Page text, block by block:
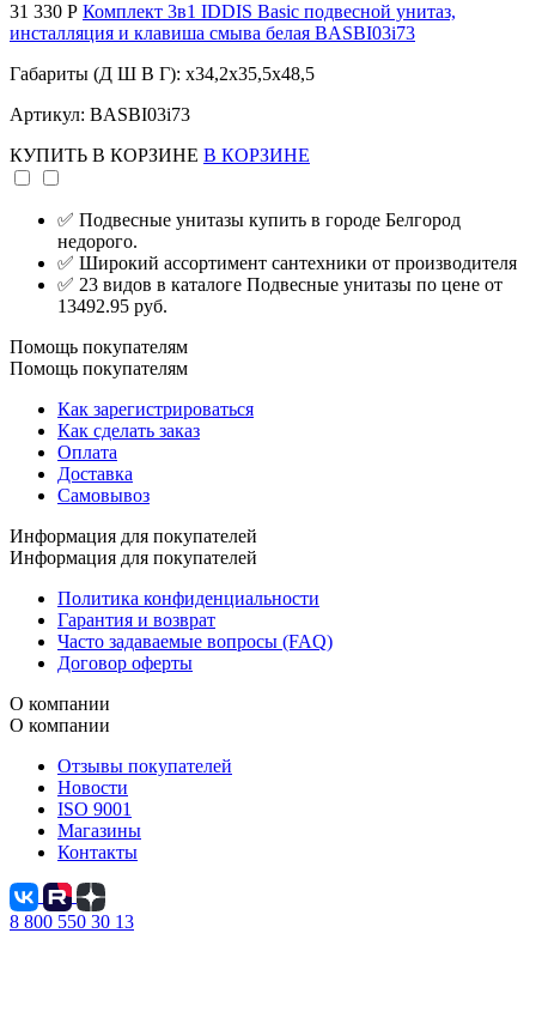
31 330 Р Комплект 3в1 IDDIS Basic подвесной унитаз,
инсталляция и клавиша смыва белая BASBI03i73
Габариты (Д Ш В Г): x34,2x35,5x48,5
Артикул: BASBI03i73
КУПИТЬ В КОРЗИНЕ В КОРЗИНЕ
✅ Подвесные унитазы купить в городе Белгород
недорого.
✅ Широкий ассортимент сантехники от производителя
✅ 23 видов в каталоге Подвесные унитазы по цене от
13492.95 руб.
Помощь покупателям
Помощь покупателям
Как зарегистрироваться
Как сделать заказ
Оплата
Доставка
Самовывоз
Информация для покупателей
Информация для покупателей
Политика конфиденциальности
Гарантия и возврат
Часто задаваемые вопросы (FAQ)
Договор оферты
О компании
О компании
Отзывы покупателей
Новости
ISO 9001
Магазины
Контакты
8 800 550 30 13